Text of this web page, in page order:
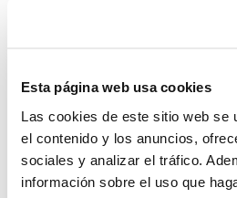
Esta página web usa cookies
Las cookies de este sitio web se
el contenido y los anuncios,
sociales y analizar el tráfico.
información sobre el uso que
vídeos y las mejores fotos que
mostrar las múltiples formas
presentación de obras finaliza el
La asociación Controla Club es
lucro, constituida en 1997, que
abordar la responsabilidad